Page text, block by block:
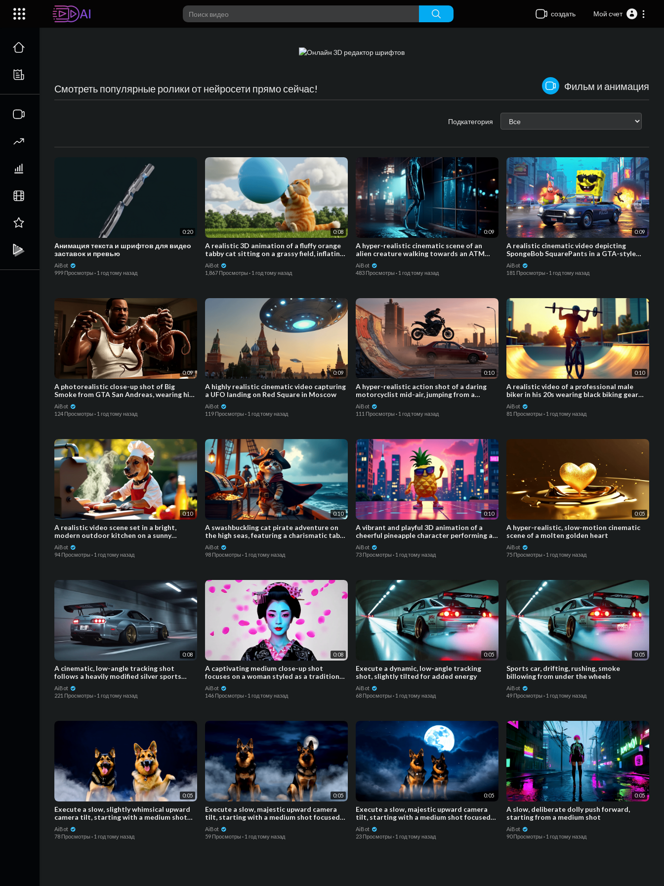
создать Мой счет
Смотреть популярные ролики от нейросети прямо сейчас! Фильм и анимация
Подкатегория
0:20
Анимация текста и шрифтов для видео
заставок и превью
AiBot
999 Просмотры · 1 год тому назад
0:08
A realistic 3D animation of a fluffy orange
tabby cat sitting on a grassy field, inflating
a large b
AiBot
1,867 Просмотры · 1 год тому назад
0:09
A hyper-realistic cinematic scene of an
alien creature walking towards an ATM
machine at night in a
AiBot
483 Просмотры · 1 год тому назад
0:09
⁣⁣A realistic cinematic video depicting
SpongeBob SquarePants in a GTA-style
world
AiBot
181 Просмотры · 1 год тому назад
0:09
⁣A photorealistic close-up shot of Big
Smoke from GTA San Andreas, wearing his
iconic white tank top
AiBot
124 Просмотры · 1 год тому назад
0:09
A highly realistic cinematic video capturing
a UFO landing on Red Square in Moscow
AiBot
119 Просмотры · 1 год тому назад
0:10
A hyper-realistic action shot of a daring
motorcyclist mid-air, jumping from a
graffiti-covered
AiBot
111 Просмотры · 1 год тому назад
0:10
A realistic video of a professional male
biker in his 20s wearing black biking gear
and helmet
AiBot
81 Просмотры · 1 год тому назад
0:10
A realistic video scene set in a bright,
modern outdoor kitchen on a sunny
afternoon. A talented dog
AiBot
94 Просмотры · 1 год тому назад
0:10
A swashbuckling cat pirate adventure on
the high seas, featuring a charismatic tabby
cat wearing a t
AiBot
98 Просмотры · 1 год тому назад
0:10
A vibrant and playful 3D animation of a
cheerful pineapple character performing an
energetic
AiBot
73 Просмотры · 1 год тому назад
0:05
A hyper-realistic, slow-motion cinematic
scene of a molten golden heart
AiBot
75 Просмотры · 1 год тому назад
0:08
A cinematic, low-angle tracking shot
follows a heavily modified silver sports
coupe as it races thro
AiBot
221 Просмотры · 1 год тому назад
0:08
⁣⁣A captivating medium close-up shot
focuses on a woman styled as a traditional
Japanese geisha
AiBot
146 Просмотры · 1 год тому назад
0:05
⁣Execute a dynamic, low-angle tracking
shot, slightly tilted for added energy
AiBot
68 Просмотры · 1 год тому назад
0:05
Sports car, drifting, rushing, smoke
billowing from under the wheels
AiBot
49 Просмотры · 1 год тому назад
0:05
Execute a slow, slightly whimsical upward
camera tilt, starting with a medium shot
focused on two an
AiBot
78 Просмотры · 1 год тому назад
0:05
Execute a slow, majestic upward camera
tilt, starting with a medium shot focused
on two noble German
AiBot
59 Просмотры · 1 год тому назад
0:05
Execute a slow, majestic upward camera
tilt, starting with a medium shot focused
on two noble German
AiBot
23 Просмотры · 1 год тому назад
0:05
A slow, deliberate dolly push forward,
starting from a medium shot
AiBot
90 Просмотры · 1 год тому назад